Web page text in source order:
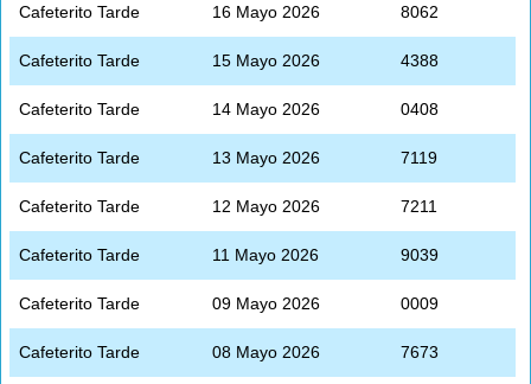
Cafeterito Tarde 16 Mayo 2026 8062
Cafeterito Tarde 15 Mayo 2026 4388
Cafeterito Tarde 14 Mayo 2026 0408
Cafeterito Tarde 13 Mayo 2026 7119
Cafeterito Tarde 12 Mayo 2026 7211
Cafeterito Tarde 11 Mayo 2026 9039
Cafeterito Tarde 09 Mayo 2026 0009
Cafeterito Tarde 08 Mayo 2026 7673